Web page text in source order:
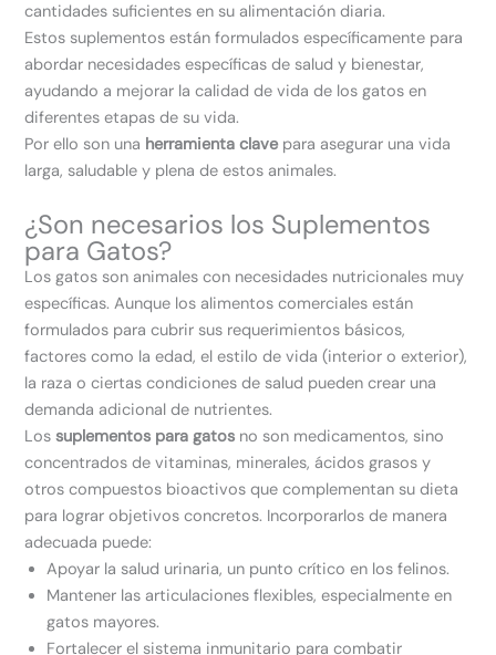
cantidades suficientes en su alimentación diaria.
Estos suplementos están formulados específicamente para
abordar necesidades específicas de salud y bienestar,
ayudando a mejorar la calidad de vida de los gatos en
diferentes etapas de su vida.
Por ello son una herramienta clavepara asegurar una vida
larga, saludable y plena de estos animales.
¿Son necesarios los Suplementos
para Gatos?
Los gatos son animales con necesidades nutricionales muy
específicas. Aunque los alimentos comerciales están
formulados para cubrir sus requerimientos básicos,
factores como la edad, el estilo de vida (interior o exterior),
la raza o ciertas condiciones de salud pueden crear una
demanda adicional de nutrientes.
Lossuplementos para gatos no son medicamentos, sino
concentrados de vitaminas, minerales, ácidos grasos y
otros compuestos bioactivos que complementan su dieta
para lograr objetivos concretos. Incorporarlos de manera
adecuada puede:
Apoyar la salud urinaria, un punto crítico en los felinos.
Mantener las articulaciones flexibles, especialmente en
gatos mayores.
Fortalecer el sistema inmunitario para combatir